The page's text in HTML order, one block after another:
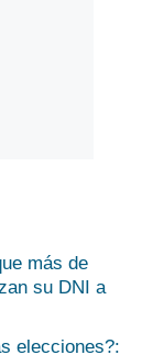
más de
su DNI a
elecciones?: